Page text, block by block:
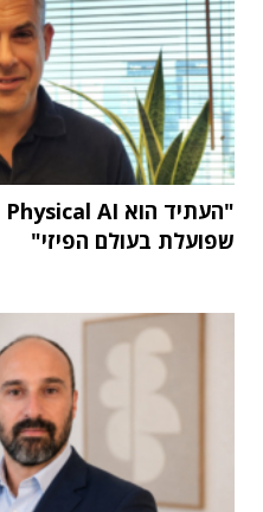
שפועלת בעולם הפיזי"